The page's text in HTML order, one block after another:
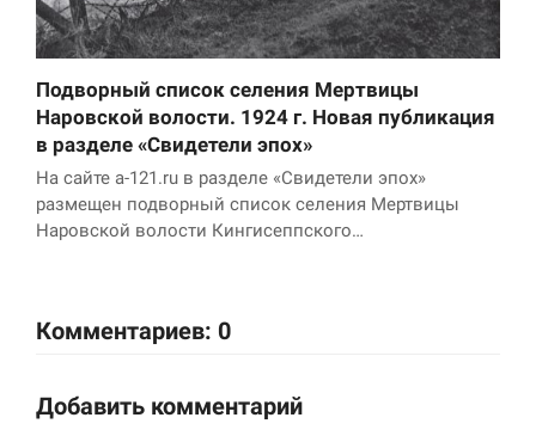
Подворный список селения Мертвицы
Наровской волости. 1924 г. Новая публикация
в разделе «Свидетели эпох»
На сайте a-121.ru в разделе «Свидетели эпох»
размещен подворный список селения Мертвицы
Наровской волости Кингисеппского…
Комментариев: 0
Добавить комментарий